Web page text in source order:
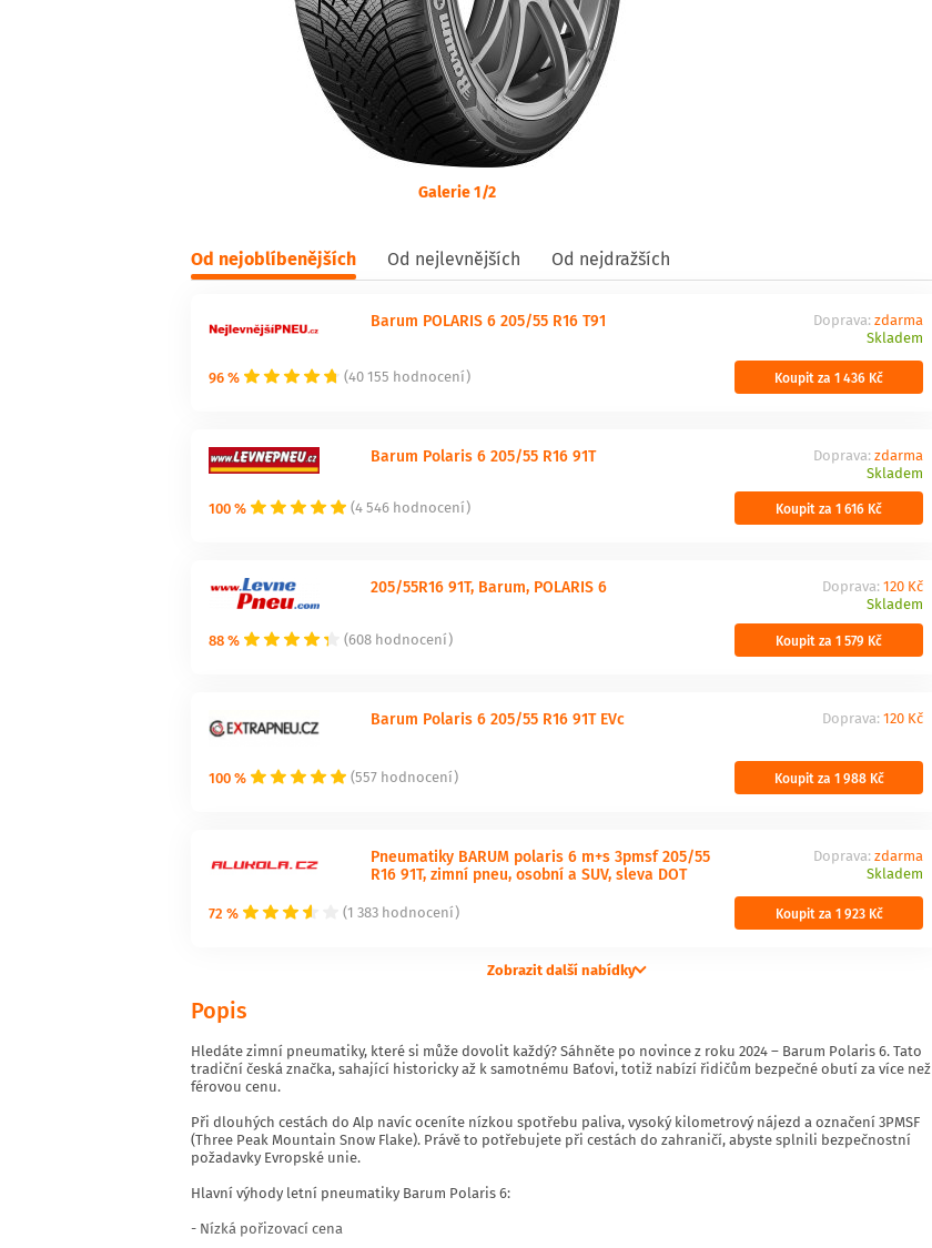
Galerie 1/2
Od nejoblíbenějších Od nejlevnějších Od nejdražších
96 % (40 155 hodnocení)
Barum POLARIS 6 205/55 R16 T91 Doprava: zdarma
Skladem
Koupit za 1 436 Kč
100 % (4 546 hodnocení)
Barum Polaris 6 205/55 R16 91T Doprava: zdarma
Skladem
Koupit za 1 616 Kč
88 % (608 hodnocení)
205/55R16 91T, Barum, POLARIS 6 Doprava: 120 Kč
Skladem
Koupit za 1 579 Kč
100 % (557 hodnocení)
Barum Polaris 6 205/55 R16 91T EVc Doprava: 120 Kč
Koupit za 1 988 Kč
72 % (1 383 hodnocení)
Pneumatiky BARUM polaris 6 m+s 3pmsf 205/55
R16 91T, zimní pneu, osobní a SUV, sleva DOT
Doprava: zdarma
Skladem
Koupit za 1 923 Kč
Zobrazit další nabídky
Popis
Hledáte zimní pneumatiky, které si může dovolit každý? Sáhněte po novince z roku 2024 – Barum Polaris 6. Tato
tradiční česká značka, sahající historicky až k samotnému Baťovi, totiž nabízí řidičům bezpečné obutí za více než
férovou cenu.
Při dlouhých cestách do Alp navíc oceníte nízkou spotřebu paliva, vysoký kilometrový nájezd a označení 3PMSF
(Three Peak Mountain Snow Flake). Právě to potřebujete při cestách do zahraničí, abyste splnili bezpečnostní
požadavky Evropské unie.
Hlavní výhody letní pneumatiky Barum Polaris 6:
- Nízká pořizovací cena